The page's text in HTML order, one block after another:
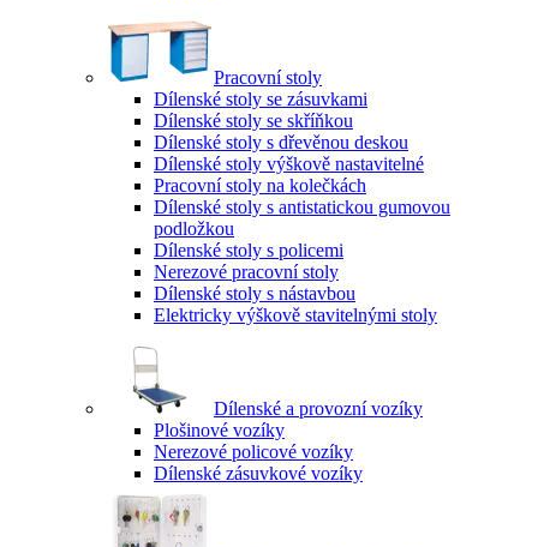
Pracovní stoly
Dílenské stoly se zásuvkami
Dílenské stoly se skříňkou
Dílenské stoly s dřevěnou deskou
Dílenské stoly výškově nastavitelné
Pracovní stoly na kolečkách
Dílenské stoly s antistatickou gumovou
podložkou
Dílenské stoly s policemi
Nerezové pracovní stoly
Dílenské stoly s nástavbou
Elektricky výškově stavitelnými stoly
Dílenské a provozní vozíky
Plošinové vozíky
Nerezové policové vozíky
Dílenské zásuvkové vozíky